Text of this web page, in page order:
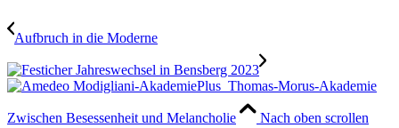
Aufbruch in die Moderne
Zwischen Besessenheit und Melancholie Nach oben scrollen